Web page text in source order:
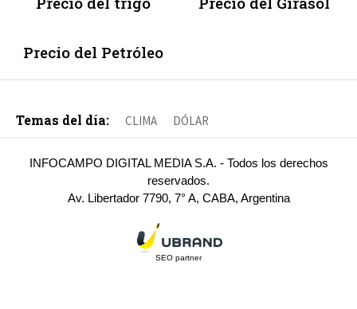
Precio del Petróleo
Temas del día: CLIMA DÓLAR
INFOCAMPO DIGITAL MEDIA S.A. - Todos los derechos
reservados.
Av. Libertador 7790, 7° A, CABA, Argentina
SEO partner